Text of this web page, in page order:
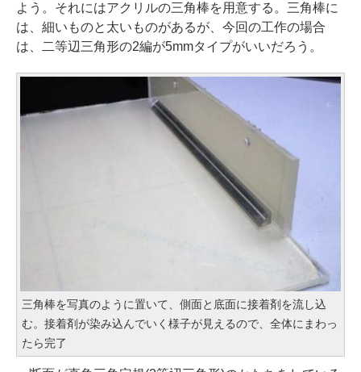
よう。それにはアクリルの三角棒を用意する。三角棒に
は、細いものと太いものがあるが、今回の工作の場合
は、二等辺三角形の2編が5mmタイプがいいだろう。
三角棒を写真のように置いて、側面と底面に接着剤を流し込
む。接着剤が染み込んでいく様子が見えるので、全体にまわっ
たら完了